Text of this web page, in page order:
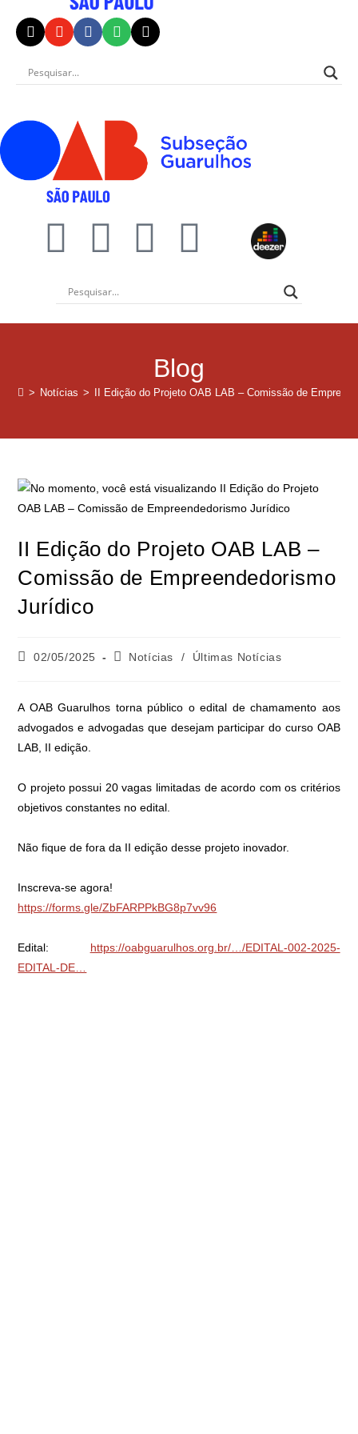
Blog
> Notícias > II Edição do Projeto OAB LAB – Comissão de
II Edição do Projeto OAB LAB –
Comissão de Empreendedorismo
Jurídico
02/05/2025 Notícias / Últimas Notícias
A OAB Guarulhos torna público o edital de chamamento aos
advogados e advogadas que desejam participar do curso OAB
LAB, II edição.
O projeto possui 20 vagas limitadas de acordo com os critérios
objetivos constantes no edital.
Não fique de fora da II edição desse projeto inovador.
Inscreva-se agora!
https://forms.gle/ZbFARPPkBG8p7vv96
Edital: https://oabguarulhos.org.br/…/EDITAL-002-2025-
EDITAL-DE…